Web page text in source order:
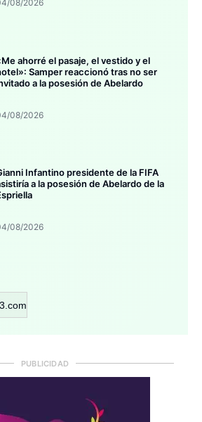
08/2026
ahorré el pasaje, el vestido y el
Samper reaccionó tras no ser
a la posesión de Abelardo
08/2026
Infantino presidente de la FIFA
a la posesión de Abelardo de la
08/2026
PUBLICIDAD